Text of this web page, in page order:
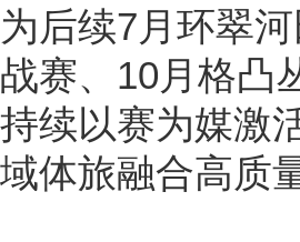
为后续7月环翠
战赛、10月格凸
持续以赛为媒激
域体旅融合高质